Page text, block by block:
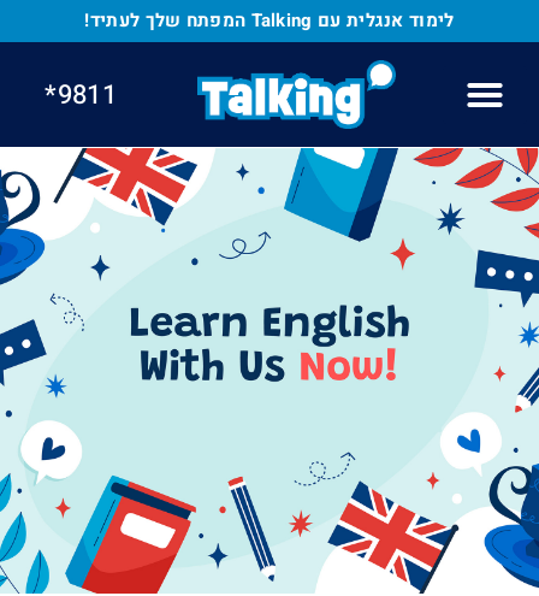
לימוד אנגלית עם Talking המפתח שלך לעתיד!
9811*